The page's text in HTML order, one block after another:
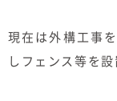
現在は外構工事
しフェンス等を設